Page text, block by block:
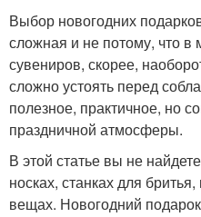
Выбор новогодних
сложная и не потому, что в
сувениров, скорее,
сложно устоять перед
полезное, практичное, но
праздничной атмосферы.
В этой статье вы не
носках, станках для
вещах. Новогодний